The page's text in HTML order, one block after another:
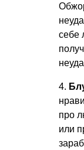
себе
4.
про
или